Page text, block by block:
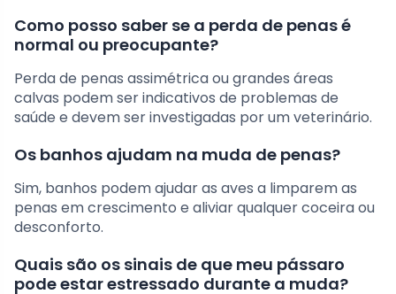
Como posso saber se a perda de penas é
normal ou preocupante?
Perda de penas assimétrica ou grandes áreas
calvas podem ser indicativos de problemas de
saúde e devem ser investigadas por um veterinário.
Os banhos ajudam na muda de penas?
Sim, banhos podem ajudar as aves a limparem as
penas em crescimento e aliviar qualquer coceira ou
desconforto.
Quais são os sinais de que meu pássaro
pode estar estressado durante a muda?